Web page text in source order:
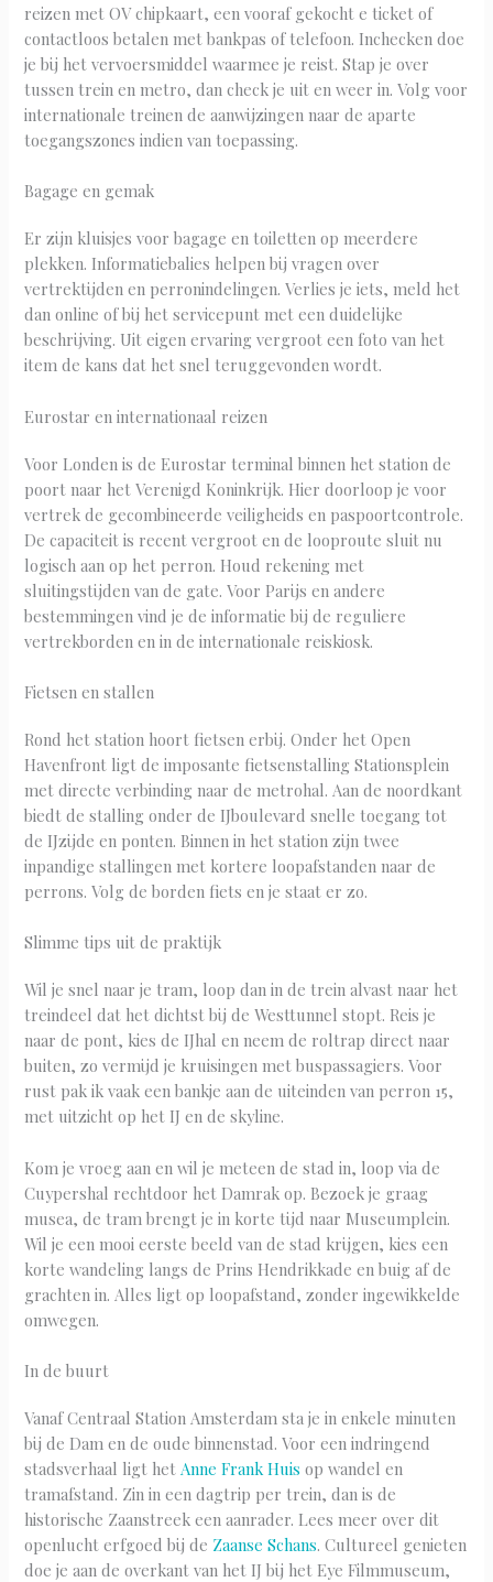
reizen met OV chipkaart, een vooraf gekocht e ticket of
contactloos betalen met bankpas of telefoon. Inchecken doe
je bij het vervoersmiddel waarmee je reist. Stap je over
tussen trein en metro, dan check je uit en weer in. Volg voor
internationale treinen de aanwijzingen naar de aparte
toegangszones indien van toepassing.
Bagage en gemak
Er zijn kluisjes voor bagage en toiletten op meerdere
plekken. Informatiebalies helpen bij vragen over
vertrektijden en perronindelingen. Verlies je iets, meld het
dan online of bij het servicepunt met een duidelijke
beschrijving. Uit eigen ervaring vergroot een foto van het
item de kans dat het snel teruggevonden wordt.
Eurostar en internationaal reizen
Voor Londen is de Eurostar terminal binnen het station de
poort naar het Verenigd Koninkrijk. Hier doorloop je voor
vertrek de gecombineerde veiligheids en paspoortcontrole.
De capaciteit is recent vergroot en de looproute sluit nu
logisch aan op het perron. Houd rekening met
sluitingstijden van de gate. Voor Parijs en andere
bestemmingen vind je de informatie bij de reguliere
vertrekborden en in de internationale reiskiosk.
Fietsen en stallen
Rond het station hoort fietsen erbij. Onder het Open
Havenfront ligt de imposante fietsenstalling Stationsplein
met directe verbinding naar de metrohal. Aan de noordkant
biedt de stalling onder de IJboulevard snelle toegang tot
de IJzijde en ponten. Binnen in het station zijn twee
inpandige stallingen met kortere loopafstanden naar de
perrons. Volg de borden fiets en je staat er zo.
Slimme tips uit de praktijk
Wil je snel naar je tram, loop dan in de trein alvast naar het
treindeel dat het dichtst bij de Westtunnel stopt. Reis je
naar de pont, kies de IJhal en neem de roltrap direct naar
buiten, zo vermijd je kruisingen met buspassagiers. Voor
rust pak ik vaak een bankje aan de uiteinden van perron 15,
met uitzicht op het IJ en de skyline.
Kom je vroeg aan en wil je meteen de stad in, loop via de
Cuypershal rechtdoor het Damrak op. Bezoek je graag
musea, de tram brengt je in korte tijd naar Museumplein.
Wil je een mooi eerste beeld van de stad krijgen, kies een
korte wandeling langs de Prins Hendrikkade en buig af de
grachten in. Alles ligt op loopafstand, zonder ingewikkelde
omwegen.
In de buurt
Vanaf Centraal Station Amsterdam sta je in enkele minuten
bij de Dam en de oude binnenstad. Voor een indringend
stadsverhaal ligt het Anne Frank Huis op wandel en
tramafstand. Zin in een dagtrip per trein, dan is de
historische Zaanstreek een aanrader. Lees meer over dit
openlucht erfgoed bij de Zaanse Schans. Cultureel genieten
doe je aan de overkant van het IJ bij het Eye Filmmuseum,